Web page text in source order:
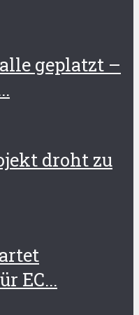
geplatzt –
droht zu
EC...